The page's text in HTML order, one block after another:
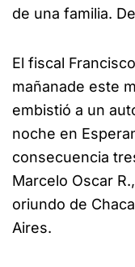
de una familia.
El fiscal
mañanade este
embistió a un
noche en
consecuencia
Marcelo Oscar
oriundo de
Aires.